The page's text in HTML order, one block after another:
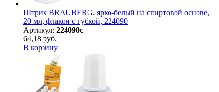
Штрих BRAUBERG, ярко-белый на спиртовой основе,
20 мл, флакон с губкой, 224090
Артикул: 224090с
64,18 руб.
В корзину